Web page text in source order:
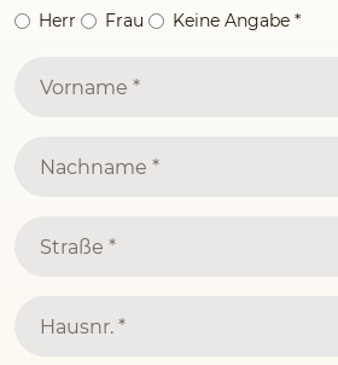
Herr Frau Keine Angabe *